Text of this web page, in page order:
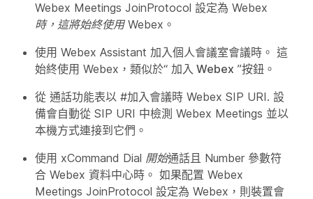
Webex Meetings JoinProtocol 設定為 Webex
時，這將始終使用 Webex 。
使用 Webex Assistant 加入個人會議室會議時。 這
始終使用 Webex，類似於“ 加入 Webex ”按鈕。
從 通話功能表以 #加入會議時 Webex SIP URI. 設
備會自動從 SIP URI 中檢測 Webex Meetings 並以
本機方式連接到它們。
使用 xCommand Dial 開始通話且 Number 參數符
合 Webex 資料中心時。 如果配置 Webex
Meetings JoinProtocol 設定為 Webex ，則裝置會